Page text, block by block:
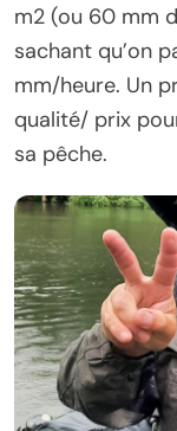
m2 (ou 60 mm
sachant qu’on
mm/heure. Un
qualité/ prix
sa pêche.